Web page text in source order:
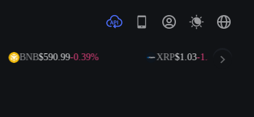
BNB$590.99-0.39% XRP$1.03-1.51%